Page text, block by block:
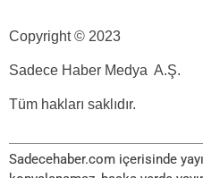
Copyright © 2023
Sadece Haber Medya A.Ş.
Tüm hakları saklıdır.
Sadecehaber.com içerisinde